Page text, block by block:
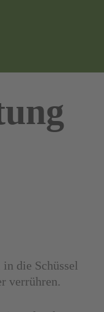
die Schüssel
verrühren.